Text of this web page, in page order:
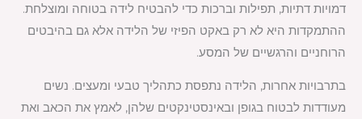
דמויות דתיות, תפילות וברכות כדי להבטיח לידה בטוחה ומוצלחת.
ההתמקדות היא לא רק באקט הפיזי של הלידה אלא גם בהיבטים
הרוחניים והרגשיים של המסע.
בתרבויות אחרות, הלידה נתפסת כתהליך טבעי ומעצים. נשים
מעודדות לבטוח בגופן ובאינסטינקטים שלהן, לאמץ את הכאב ואת